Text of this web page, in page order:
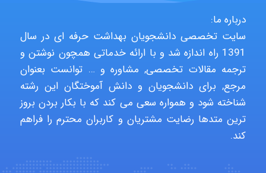
A.balandeh
fatima
درباره ما:
سایت تخصصی دانشجویان بهداشت حرفه ای در سال
1391 راه اندازه شد و با ارائه خدماتی همچون نوشتن و
ترجمه مقالات تخصصی, مشاوره و … توانست بعنوان
مرجع, برای دانشجویان و دانش آموختگان این رشته
شناخته شود و همواره سعی می کند که با بکار بردن بروز
ترین متدها رضایت مشتریان و کاربران محترم را فراهم
کند.